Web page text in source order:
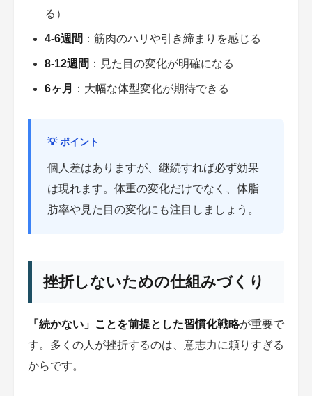
る）
4-6週間 ：筋肉のハリや引き締まりを感じる
8-12週間 ：見た目の変化が明確になる
6ヶ月 ：大幅な体型変化が期待できる
💡 ポイント
個人差はありますが、継続すれば必ず効果
は現れます。体重の変化だけでなく、体脂
肪率や見た目の変化にも注目しましょう。
挫折しないための仕組みづくり
「続かない」ことを前提とした習慣化戦略が重要で
す。多くの人が挫折するのは、意志力に頼りすぎる
からです。